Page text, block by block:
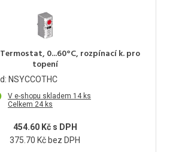
Termostat, 0...60°C, rozpínací k. pro
topení
NSYCCOTHC
V e-shopu skladem 14 ks
Celkem 24 ks
454.60 Kč s DPH
375.70 Kč bez DPH